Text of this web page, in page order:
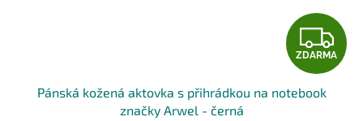
Z
D
ZDARMA
Pánská kožená aktovka s přihrádkou na notebook
značky Arwel - černá